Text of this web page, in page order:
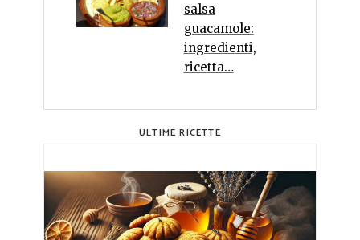
salsa
guacamole:
ingredienti,
ricetta…
ULTIME RICETTE